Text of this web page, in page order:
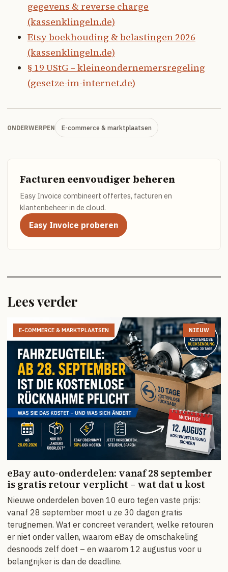
gegevens & reverse charge
(kassenklingeln.de)
Etsy boekhouding & belastingen 2026
(kassenklingeln.de)
§ 19 UStG – kleineondernemersregeling
(gesetze-im-internet.de)
ONDERWERPEN E-commerce & marktplaatsen
Facturen eenvoudiger beheren
Easy Invoice combineert offertes, facturen en
klantenbeheer in de cloud.
Easy Invoice proberen
Lees verder
E-COMMERCE & MARKTPLAATSEN NIEUW
eBay auto-onderdelen: vanaf 28 september
is gratis retour verplicht – wat dat u kost
Nieuwe onderdelen boven 10 euro tegen vaste prijs:
vanaf 28 september moet u ze 30 dagen gratis
terugnemen. Wat er concreet verandert, welke retouren
er niet onder vallen, waarom eBay de omschakeling
desnoods zelf doet – en waarom 12 augustus voor u
belangrijker is dan de deadline.